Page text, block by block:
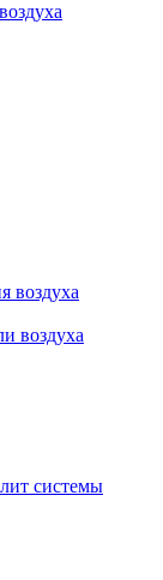
воздуха
воздуха
системы